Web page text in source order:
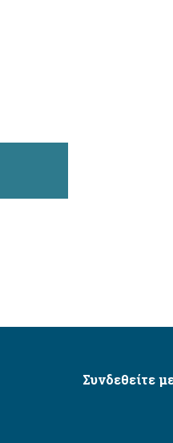
Συνδεθείτε